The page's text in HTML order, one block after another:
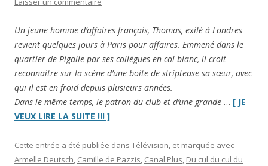
Un jeune homme d’affaires français, Thomas, exilé à Londres
revient quelques jours à Paris pour affaires. Emmené dans le
quartier de Pigalle par ses collègues en col blanc, il croit
reconnaitre sur la scène d’une boite de striptease sa sœur, avec
qui il est en froid depuis plusieurs années.
Dans le même temps, le patron du club et d’une grande … [ JE
VEUX LIRE LA SUITE !!! ]“
nuit”
Cette entrée a été publiée dans Télévision, et marquée avec
Armelle Deutsch, Camille de Pazzis, Canal Plus, Du cul du cul du